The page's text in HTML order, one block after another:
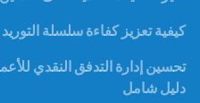
كيفية تعزيز كفاءة سلسلة
تحسين إدارة التدفق النقدي
دليل شامل